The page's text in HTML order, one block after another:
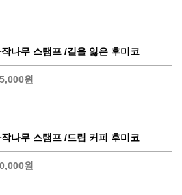
나무 스탬프 /길을 잃은 후미코
원
나무 스탬프 /드립 커피 후미코
원